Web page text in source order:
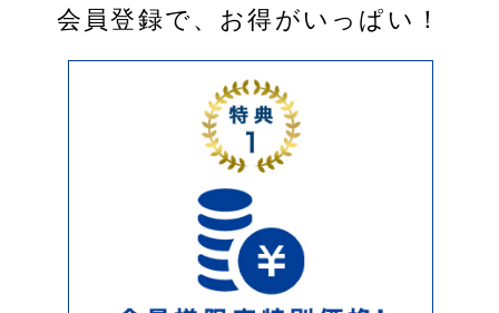
会員登録で、お得がいっぱい！